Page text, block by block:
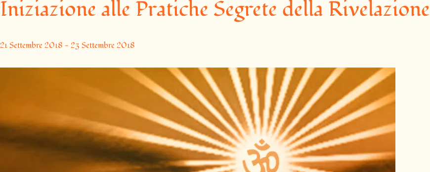
Iniziazione alle Pratiche Segrete della Rivelazione
21 Settembre 2018 - 23 Settembre 2018